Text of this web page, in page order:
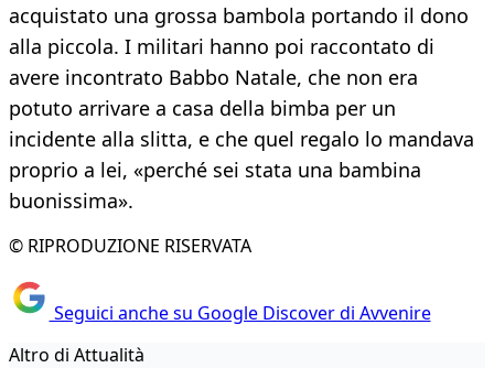
acquistato una grossa bambola portando il dono
alla piccola. I militari hanno poi raccontato di
avere incontrato Babbo Natale, che non era
potuto arrivare a casa della bimba per un
incidente alla slitta, e che quel regalo lo mandava
proprio a lei, «perché sei stata una bambina
buonissima».
© RIPRODUZIONE RISERVATA
Seguici anche su Google Discover di Avvenire
Altro di Attualità